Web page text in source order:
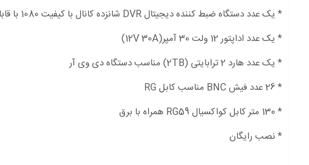
* یک عدد دستگاه ضبط کننده دیجیتال DVR شانزده کانال با کیفیت 1080 با قابلیت انتقال تصویر P2P
* یک عدد اداپتور 12 ولت 30 آمپر(12V 30A)
* یک عدد هارد 2 ترابایتی (2TB) مناسب دستگاه دی وی آر
* 26 عدد فیش BNC مناسب کابل RG
* 130 متر کابل کواکسیال RG59 همراه با برق
* نصب رایگان